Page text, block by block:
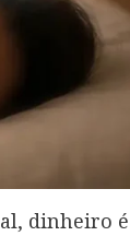
dinheiro